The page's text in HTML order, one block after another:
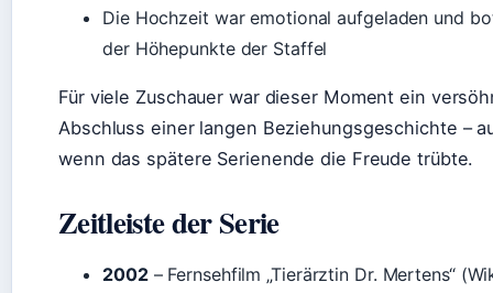
Die Hochzeit war emotional aufgeladen und
der Höhepunkte der Staffel
Für viele Zuschauer war dieser Moment ein
Abschluss einer langen Beziehungsgeschichte –
wenn das spätere Serienende die Freude trübte.
Zeitleiste der Serie
2002– Fernsehfilm „Tierärztin Dr. Mertens“